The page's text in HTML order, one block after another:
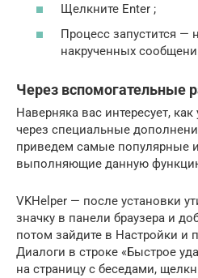
Щелкните Enter ;
Процесс запустится —
накрученных
Через вспомогательные
Наверняка вас интересует,
через специальные
приведем самые популярные
выполняющие данную
VKHelper — после установки
значку в панели браузера и
потом зайдите в Настройки и
Диалоги в строке «Быстрое
на страницу с беседами,